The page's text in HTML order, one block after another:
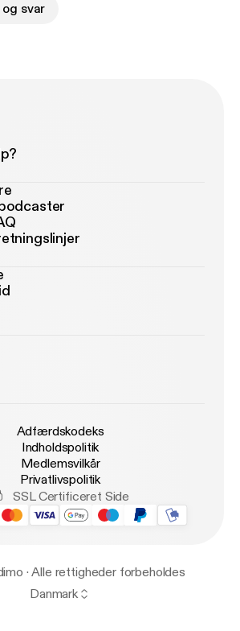
svar
Adfærdskodeks
Indholdspolitik
Medlemsvilkår
Privatlivspolitik
SSL Certificeret Side
· Alle rettigheder forbeholdes
Danmark